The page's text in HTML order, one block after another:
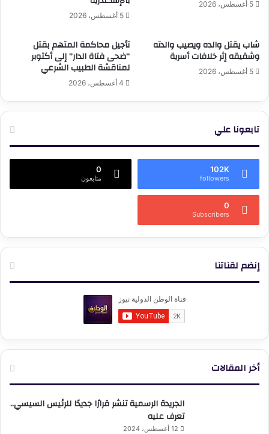
5 أغسطس، 2026
5 أغسطس، 2026
شاب يقتل والده ويصيب والدته
وشقيقه إثر خلافات أسرية
5 أغسطس، 2026
تأجيل محاكمة المتهم بقتل
“ضحى فتاة الدار” إلى أكتوبر
لمناقشة الطبيب الشرعي
4 أغسطس، 2026
تابعونا علي
102K
followers
0
متابعون
0
Subscribers
إنضم لقناتنا
أخر المقالات
الجريدة الرسمية تنشر قرارًا جديدًا للرئيس السيسي..
تعرف عليه
12 أغسطس، 2024